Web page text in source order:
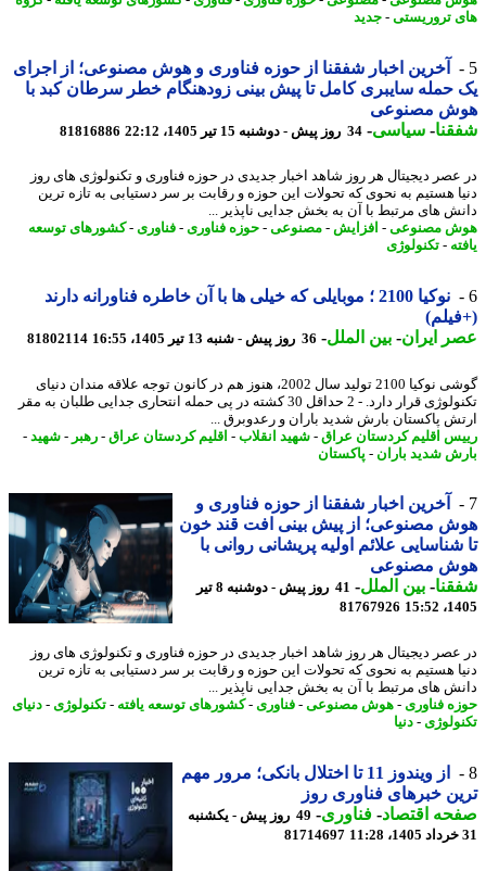
تروریستی-جدید
آخرین اخبار شفقنا از حوزه فناوری و هوش مصنوعی؛ از اجرای
حمله سایبری کامل تا پیش بینی زودهنگام خطر سرطان کبد با
مصنوعی
-سیاسی-34 روز پیش - دوشنبه 15 تیر 1405، 22:12 81816886
دیجیتال هر روز شاهد اخبار جدیدی در حوزه فناوری و تکنولوژی های روز
هستیم به نحوی که تحولات این حوزه و رقابت بر سر دستیابی به تازه ترین
های مرتبط با آن به بخش جدایی ناپذیر ...
مصنوعی-افزایش -مصنوعی-حوزه فناوری- فناوری- کشورهای توسعه
-تکنولوژی
نوکیا 2100 ؛ موبایلی که خیلی ها با آن خاطره فناورانه دارند
ایران- بین الملل-36 روز پیش - شنبه 13 تیر 1405، 16:55 81802114
گوشی نوکیا 2100 تولید سال 2002، هنوز هم در کانون توجه علاقه مندان دنیای
تکنولوژی قرار دارد. - 2 حداقل 30 کشته در پی حمله انتحاری جدایی طلبان به مقر
پاکستان بارش شدید باران و رعدوبرق ...
اقلیم کردستان عراق- شهید انقلاب-اقلیم کردستان عراق- رهبر -شهید-
شدید باران- پاکستان
آخرین اخبار شفقنا از حوزه فناوری و
مصنوعی؛ از پیش بینی افت قند خون
علائم اولیه پریشانی روانی با
مصنوعی
-بین الملل-
41 روز پیش - دوشنبه 8 تیر
81767926
دیجیتال هر روز شاهد اخبار جدیدی در حوزه فناوری و تکنولوژی های روز
هستیم به نحوی که تحولات این حوزه و رقابت بر سر دستیابی به تازه ترین
های مرتبط با آن به بخش جدایی ناپذیر ...
فناوری- هوش مصنوعی-فناوری- کشورهای توسعه یافته -تکنولوژی-دنیای
-دنیا
از ویندوز 11 تا اختلال بانکی؛ مرور مهم
خبرهای فناوری روز
اقتصاد-فناوری-
49 روز پیش - یکشنبه
81714697